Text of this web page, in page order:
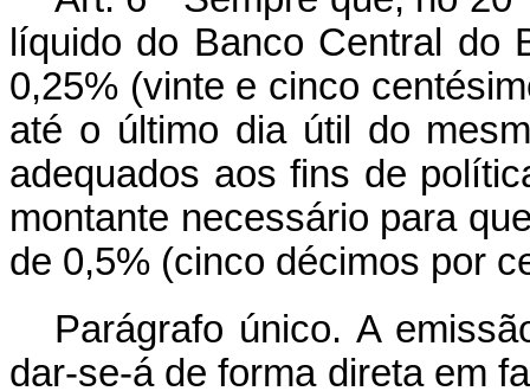
líquido do Banco Central do
0,25% (vinte e cinco
até o último dia útil do
adequados aos fins de
montante necessário para
de 0,5% (cinco décimos por
Parágrafo único. A
dar-se-á de forma direta em